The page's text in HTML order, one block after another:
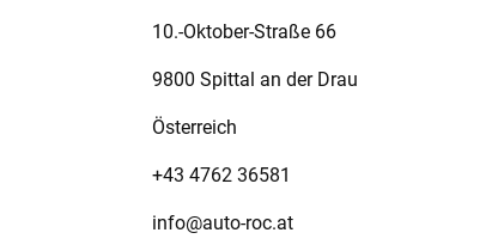
10.-Oktober-Straße 66
9800 Spittal an der Drau
Österreich
+43 4762 36581
info@auto-roc.at